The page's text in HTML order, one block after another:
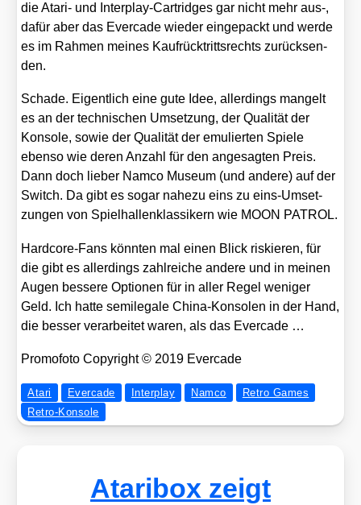
die Ata­ri- und Inter­play-Car­tridges gar nicht mehr aus‑,
dafür aber das Ever­ca­de wie­der ein­ge­packt und wer­de
es im Rah­men mei­nes Kauf­rück­tritts­rechts zurück­sen­
den.
Scha­de. Eigent­lich eine gute Idee, aller­dings man­gelt
es an der tech­ni­schen Umset­zung, der Qua­li­tät der
Kon­so­le, sowie der Qua­li­tät der emu­lier­ten Spie­le
eben­so wie deren Anzahl für den ange­sag­ten Preis.
Dann doch lie­ber Nam­co Muse­um (und ande­re) auf der
Switch. Da gibt es sogar nahe­zu eins zu eins-Umset­
zun­gen von Spiel­hal­len­klas­si­kern wie MOON PATROL.
Hard­core-Fans könn­ten mal einen Blick ris­kie­ren, für
die gibt es aller­dings zahl­rei­che ande­re und in mei­nen
Augen bes­se­re Optio­nen für in aller Regel weni­ger
Geld. Ich hat­te semi­le­ga­le Chi­na-Kon­so­len in der Hand,
die bes­ser ver­ar­bei­tet waren, als das Ever­ca­de …
Pro­mo­fo­to Copy­right © 2019 Ever­ca­de
Atari Evercade Interplay Namco
Retro Games
Retro-Konsole
Ataribox zeigt